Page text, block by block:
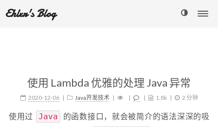
Ehlxr's Blog
使用 Lambda 优雅的处理 Java 异常
2020-12-06 Java开发技术 1.8k 2 分钟
使用过 Java
的函数接口，就会被简介的语法深深的吸